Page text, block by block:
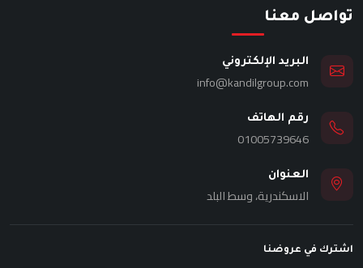
تواصل معنا
البريد الإلكتروني
info@kandilgroup.com
رقم الهاتف
01005739646
العنوان
الاسكندرية، وسط البلد
اشترك في عروضنا